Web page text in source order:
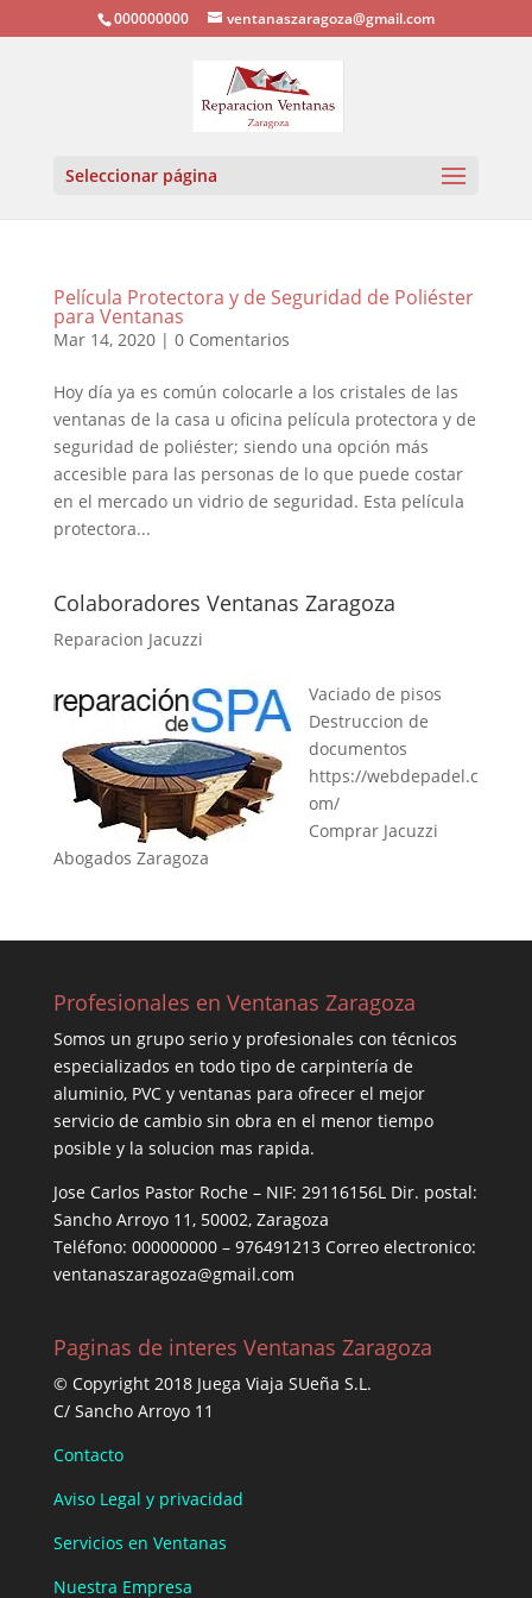
000000000 ventanaszaragoza@gmail.com
Seleccionar página
Película Protectora y de Seguridad de Poliéster
para Ventanas
Mar 14, 2020| 0 Comentarios
Hoy día ya es común colocarle a los cristales de las
ventanas de la casa u oficina película protectora y de
seguridad de poliéster; siendo una opción más
accesible para las personas de lo que puede costar
en el mercado un vidrio de seguridad. Esta película
protectora...
Colaboradores Ventanas Zaragoza
Reparacion Jacuzzi
Vaciado de pisos
Destruccion de
documentos
https://webdepadel.c
om/
Comprar Jacuzzi
Abogados Zaragoza
Profesionales en Ventanas Zaragoza
Somos un grupo serio y profesionales con técnicos
especializados en todo tipo de carpintería de
aluminio, PVC y ventanas para ofrecer el mejor
servicio de cambio sin obra en el menor tiempo
posible y la solucion mas rapida.
Jose Carlos Pastor Roche – NIF: 29116156L Dir. postal:
Sancho Arroyo 11, 50002, Zaragoza
Teléfono: 000000000 – 976491213 Correo electronico:
ventanaszaragoza@gmail.com
Paginas de interes Ventanas Zaragoza
© Copyright 2018 Juega Viaja SUeña S.L.
C/ Sancho Arroyo 11
Contacto
Aviso Legal y privacidad
Servicios en Ventanas
Nuestra Empresa